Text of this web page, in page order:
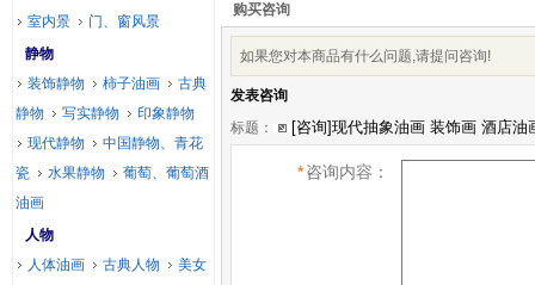
购买咨询
如果您对本商品有什么问题,请提问咨询!
发表咨询
标题：
*咨询内容：
室内景
门、窗风景
静物
装饰静物
柿子油画
古典
静物
写实静物
印象静物
现代静物
中国静物、青花
瓷
水果静物
葡萄、葡萄酒
油画
人物
人体油画
古典人物
美女